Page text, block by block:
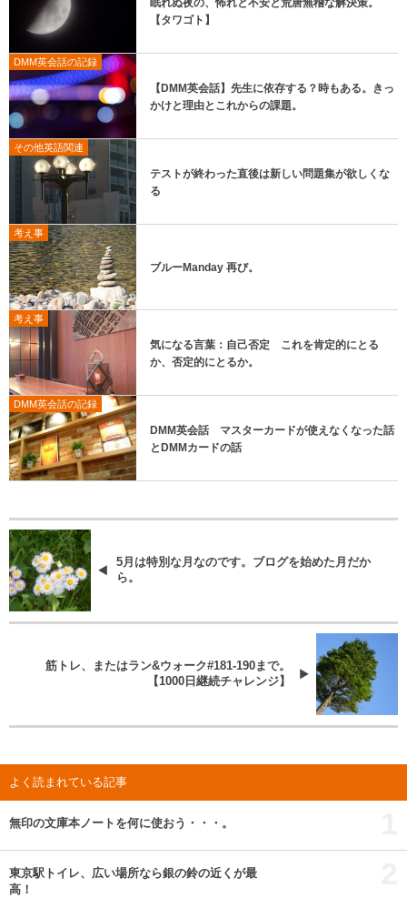
眠れぬ夜の、怖れと不安と荒唐無稽な解決策。
【タワゴト】
DMM英会話の記録
【DMM英会話】先生に依存する？時もある。きっ
かけと理由とこれからの課題。
その他英語関連
テストが終わった直後は新しい問題集が欲しくな
る
考え事
ブルーManday 再び。
考え事
気になる言葉：自己否定 これを肯定的にとる
か、否定的にとるか。
DMM英会話の記録
DMM英会話 マスターカードが使えなくなった話
とDMMカードの話
5月は特別な月なのです。ブログを始めた月だか
ら。
筋トレ、またはラン&ウォーク#181-190まで。
【1000日継続チャレンジ】
よく読まれている記事
無印の文庫本ノートを何に使おう・・・。
東京駅トイレ、広い場所なら銀の鈴の近くが最
高！